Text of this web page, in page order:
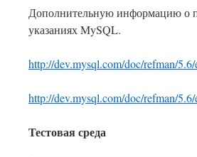
Дополнительную информацию о
указаниях MySQL.
http://dev.mysql.com/doc/refman/
http://dev.mysql.com/doc/refman/
Тестовая среда